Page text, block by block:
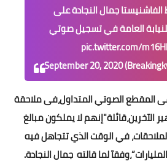
صدور أمر بضبط الفاشنيستا ⁧جمال النجادة⁩ على
العامة في تسجيل صوتي
pic.twitter.com/
September 20, 2020
المقطع الصوتي المتداول،فى ملاحقة
الآخرين،قائلة"إنهم لا يملكون مبالغ
في الوقت الذي تتجاهل فيه
لما قالته جمال النجادة.